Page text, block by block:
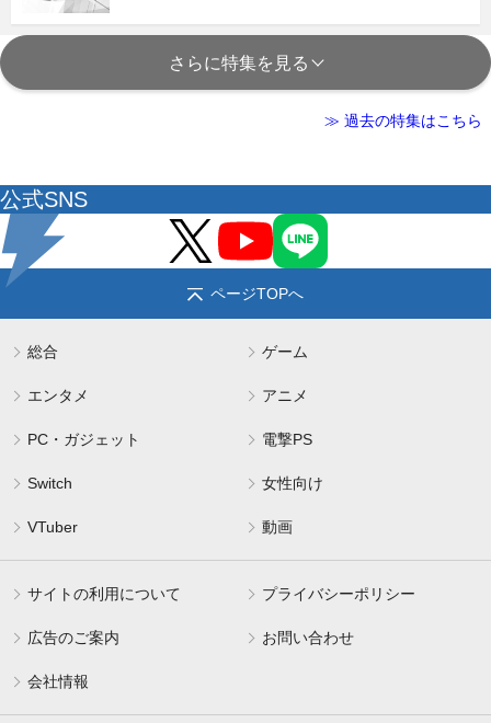
さらに特集を見る
≫ 過去の特集はこちら
公式SNS
ページTOPへ
総合 ゲーム
エンタメ アニメ
PC・ガジェット 電撃PS
Switch 女性向け
VTuber 動画
サイトの利用について プライバシーポリシー
広告のご案内 お問い合わせ
会社情報